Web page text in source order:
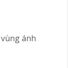
ánh